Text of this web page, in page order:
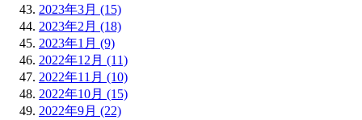
2023年3月 (15)
2023年2月 (18)
2023年1月 (9)
2022年12月 (11)
2022年11月 (10)
2022年10月 (15)
2022年9月 (22)